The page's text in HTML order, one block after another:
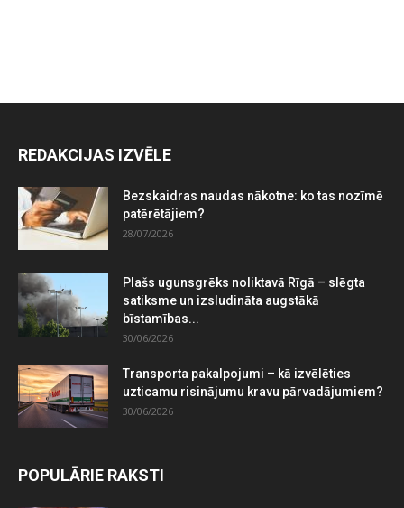
REDAKCIJAS IZVĒLE
Bezskaidras naudas nākotne: ko tas nozīmē
patērētājiem?
28/07/2026
Plašs ugunsgrēks noliktavā Rīgā – slēgta
satiksme un izsludināta augstākā
bīstamības...
30/06/2026
Transporta pakalpojumi – kā izvēlēties
uzticamu risinājumu kravu pārvadājumiem?
30/06/2026
POPULĀRIE RAKSTI